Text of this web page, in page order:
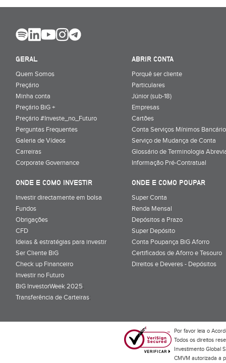
GERAL
Quem Somos
Preçário
Minha conta
Preçário BiG +
Preçário #Investe_no_Futuro
Perguntas Frequentes
Galeria de Vídeos
Carreiras
Corporate Governance
ABRIR CONTA
Porquê ser cliente
Particulares
Júnior (sub-18)
Empresas
Cartões
Conta Serviços Mínimos
Serviço de Mudança de Conta
Glossário de Terminologia
Informação Pré-Contratual
ONDE E COMO INVESTIR
Investir directamente em bolsa
Fundos
Obrigações
CFD
Ideias & estratégias para investir
Ser Cliente BiG
Check up Financeiro
Investir no Futuro
BiG InvestorWeek 2025;
Transferência de Carteiras;
ONDE E COMO POUPAR
Super Conta
Renda Mensal
Depósitos a Prazo
Super Depósito
Conta Poupança BiG Aforro
Certificados de Aforro e Tesouro
Direitos e Deveres - Depósitos
Por favor leia o
Todos os direitos
Investimento Global
CMVM autorizada a